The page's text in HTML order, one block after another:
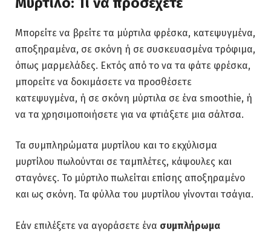
Μπορείτε να βρείτε τα μύρτιλα φρέσκα, κατεψυγμένα,
αποξηραμένα, σε σκόνη ή σε συσκευασμένα τρόφιμα,
όπως μαρμελάδες. Εκτός από το να τα φάτε φρέσκα,
μπορείτε να δοκιμάσετε να προσθέσετε
κατεψυγμένα, ή σε σκόνη μύρτιλα σε ένα smoothie, ή
να τα χρησιμοποιήσετε για να φτιάξετε μια σάλτσα.
Τα συμπληρώματα μυρτίλου και το εκχύλισμα
μυρτίλου πωλούνται σε ταμπλέτες, κάψουλες και
σταγόνες. Το μύρτιλο πωλείται επίσης αποξηραμένο
και ως σκόνη. Τα φύλλα του μυρτίλου γίνονται τσάγια.
Εάν επιλέξετε να αγοράσετε ένα συμπλήρωμα